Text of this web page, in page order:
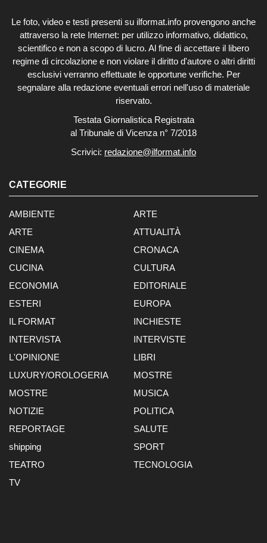
Le foto, video e testi presenti su ilformat.info provengono anche
attraverso la rete Internet: per utilizzo informativo, didattico,
scientifico e non a scopo di lucro. Al fine di accettare il libero
regime di circolazione e non violare il diritto d'autore o altri diritti
esclusivi verranno effettuate le opportune verifiche. Per
segnalare alla redazione eventuali errori nell'uso di materiale
riservato.
Testata Giornalistica Registrata
al Tribunale di Vicenza n° 7/2018
Scrivici: redazione@ilformat.info
CATEGORIE
AMBIENTE
ARTE
ARTE
ATTUALITÀ
CINEMA
CRONACA
CUCINA
CULTURA
ECONOMIA
EDITORIALE
ESTERI
EUROPA
IL FORMAT
INCHIESTE
INTERVISTA
INTERVISTE
L'OPINIONE
LIBRI
LUXURY/OROLOGERIA
MOSTRE
MOSTRE
MUSICA
NOTIZIE
POLITICA
REPORTAGE
SALUTE
shipping
SPORT
TEATRO
TECNOLOGIA
TV